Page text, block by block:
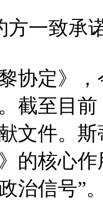
一致承
定》，
截至目
文件。
的核心
治信号”